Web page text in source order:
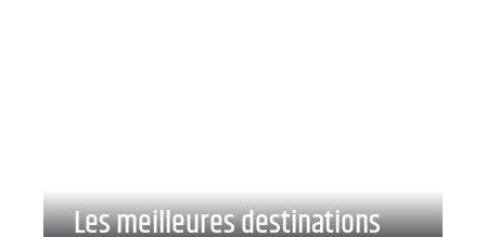
Les meilleures destinations